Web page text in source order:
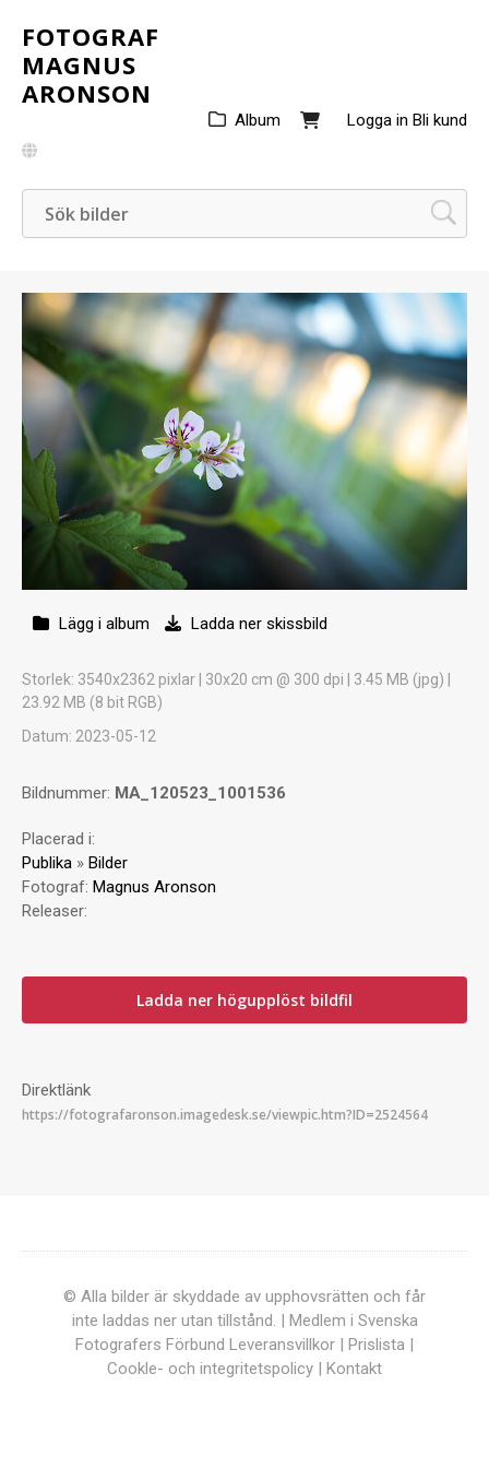
FOTOGRAF
MAGNUS
ARONSON
Logga in Bli kund
Album
Lägg i album Ladda ner skissbild
Storlek: 3540x2362 pixlar | 30x20 cm @ 300 dpi | 3.45 MB (jpg) |
23.92 MB (8 bit RGB)
Datum: 2023-05-12
Bildnummer: MA_120523_1001536
Placerad i:
Publika » Bilder
Fotograf: Magnus Aronson
Releaser:
Ladda ner högupplöst bildfil
Direktlänk
© Alla bilder är skyddade av upphovsrätten och får
inte laddas ner utan tillstånd. | Medlem i Svenska
Fotografers Förbund Leveransvillkor | Prislista |
Cookle- och integritetspolicy | Kontakt